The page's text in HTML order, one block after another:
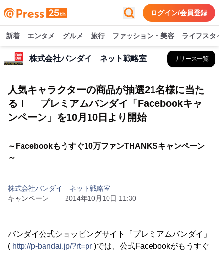
ログイン/会員登録
新着 エンタメ グルメ 旅行 ファッション・美容 ライフスタ
株式会社バンダイ ネット戦略室 リリース一覧
人気キャラクターの商品が抽選21名様に当た
る！ プレミアムバンダイ「Facebookキャ
ンペーン」を10月10日より開始
～Facebookもうすぐ10万ファンTHANKSキャンペーン
～
株式会社バンダイ ネット戦略室
キャンペーン
2014年10月10日 11:30
バンダイ公式ショッピングサイト「プレミアムバンダイ」
( http://p-bandai.jp/?rt=pr )では、公式Facebookがもうすぐ